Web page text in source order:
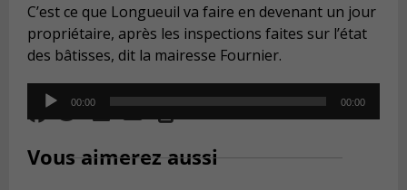
C’est ce que Longueuil va faire en devenant un jour
propriétaire, après les inspections faites sur l’état
des bâtisses, dit la mairesse Fournier.
Audio
Player
00:00 00:00
Vous aimerez aussi